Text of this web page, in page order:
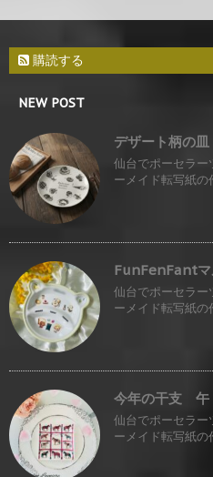
購読する
NEW POST
デザート柄の皿
仙台でポーセラー
ーメイド転写紙の
FunFenFantマ
仙台でポーセラー
ーメイド転写紙の
今年の干支 午
仙台でポーセラー
ーメイド転写紙の